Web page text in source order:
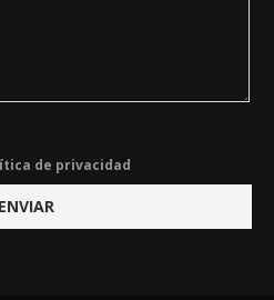
de privacidad